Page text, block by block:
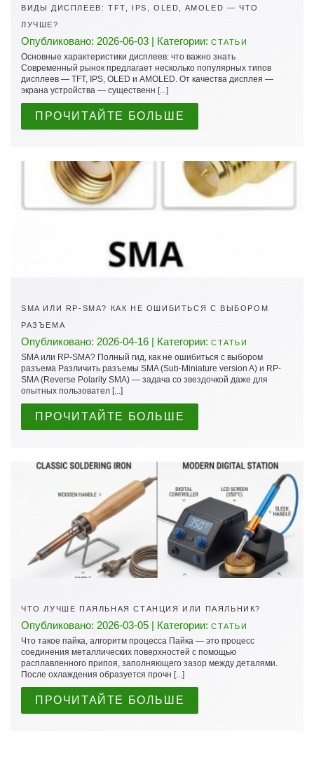
ВИДЫ ДИСПЛЕЕВ: TFT, IPS, OLED, AMOLED — ЧТО
ЛУЧШЕ?
Опубликовано: 2026-06-03 | Категории: СТАТЬИ
Основные характеристики дисплеев: что важно знать
Современный рынок предлагает несколько популярных типов
дисплеев — TFT, IPS, OLED и AMOLED. От качества дисплея —
экрана устройства — существенн [...]
ПРОЧИТАЙТЕ БОЛЬШЕ
SMA ИЛИ RP-SMA? КАК НЕ ОШИБИТЬСЯ С ВЫБОРОМ
РАЗЪЕМА
Опубликовано: 2026-04-16 | Категории: СТАТЬИ
SMA или RP-SMA? Полный гид, как не ошибиться с выбором
разъема Различить разъемы SMA (Sub-Miniature version A) и RP-
SMA (Reverse Polarity SMA) — задача со звездочкой даже для
опытных пользовател [...]
ПРОЧИТАЙТЕ БОЛЬШЕ
ЧТО ЛУЧШЕ ПАЯЛЬНАЯ СТАНЦИЯ ИЛИ ПАЯЛЬНИК?
Опубликовано: 2026-03-05 | Категории: СТАТЬИ
Что такое пайка, алгоритм процесса Пайка — это процесс
соединения металлических поверхностей с помощью
расплавленного припоя, заполняющего зазор между деталями.
После охлаждения образуется прочн [...]
ПРОЧИТАЙТЕ БОЛЬШЕ